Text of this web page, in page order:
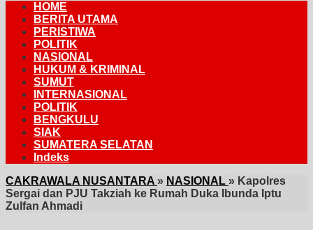
HOME
BERITA UTAMA
PERISTIWA
POLITIK
NASIONAL
HUKUM & KRIMINAL
SUMUT
INTERNASIONAL
POLITIK
BENGKULU
SIAK
SUMATERA SELATAN
Indeks
CAKRAWALA NUSANTARA » NASIONAL » Kapolres
Sergai dan PJU Takziah ke Rumah Duka Ibunda Iptu
Zulfan Ahmadi